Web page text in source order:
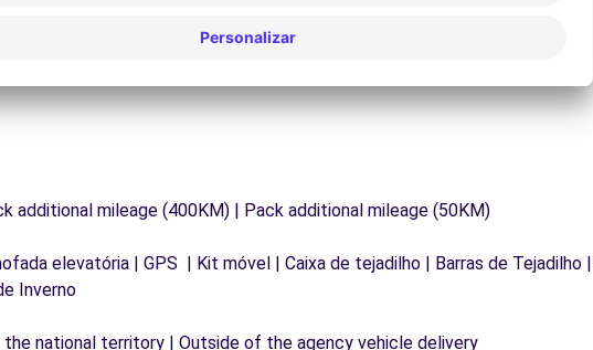
additional mileage (400KM) | Pack additional mileage (50KM)
elevatória | GPS | Kit móvel | Caixa de tejadilho | Barras de Tejadilho
Inverno
national territory | Outside of the agency vehicle delivery